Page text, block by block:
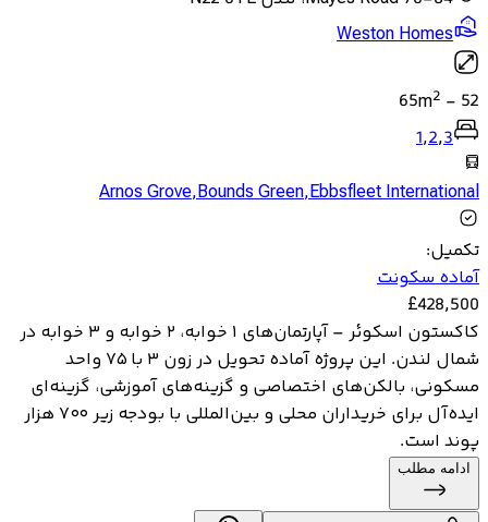
Weston Homes
52
-
65m2
1,2,3
Arnos Grove,Bounds Green,Ebbsfleet International
تکمیل:
آماده سکونت
£428,500
کاکستون اسکوئر – آپارتمان‌های ۱ خوابه، ۲ خوابه و ۳ خوابه در
شمال لندن. این پروژه آماده تحویل در زون ۳ با ۷۵ واحد
مسکونی، بالکن‌های اختصاصی و گزینه‌های آموزشی، گزینه‌ای
ایده‌آل برای خریداران محلی و بین‌المللی با بودجه زیر ۷۰۰ هزار
پوند است.
ادامه مطلب